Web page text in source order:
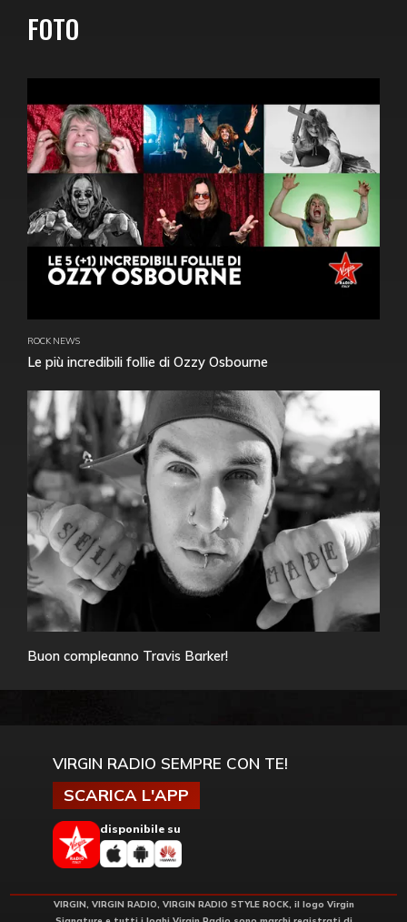
FOTO
ROCK NEWS
Le più incredibili follie di Ozzy Osbourne
Buon compleanno Travis Barker!
VIRGIN RADIO SEMPRE CON TE!
SCARICA L'APP
disponibile su
VIRGIN, VIRGIN RADIO, VIRGIN RADIO STYLE ROCK, il logo Virgin